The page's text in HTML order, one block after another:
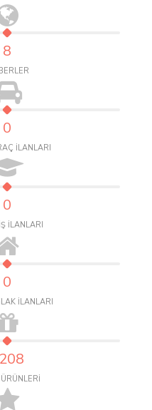
8
0
İLANLARI
0
İLANLARI
0
İLANLARI